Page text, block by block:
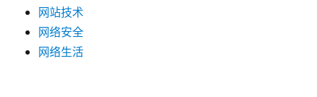
网站技术
网络安全
网络生活